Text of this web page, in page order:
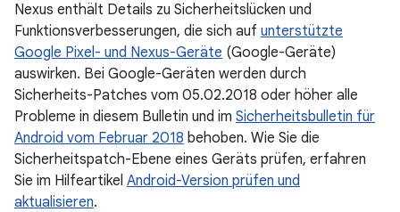
Nexus enthält Details zu Sicherheitslücken und
Funktionsverbesserungen, die sich auf unterstützte
Google Pixel- und Nexus-Geräte (Google-Geräte)
auswirken. Bei Google-Geräten werden durch
Sicherheits-Patches vom 05.02.2018 oder höher alle
Probleme in diesem Bulletin und im Sicherheitsbulletin für
Android vom Februar 2018 behoben. Wie Sie die
Sicherheitspatch-Ebene eines Geräts prüfen, erfahren
Sie im Hilfeartikel Android-Version prüfen und
aktualisieren.